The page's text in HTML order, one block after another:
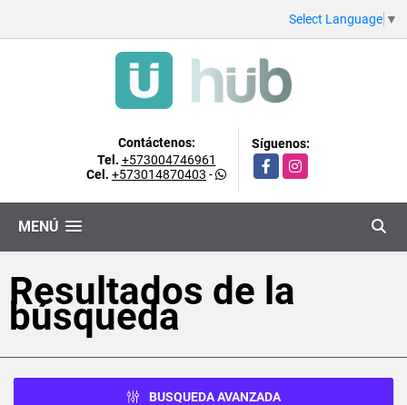
Select Language ▼
Contáctenos:
Tel. +573004746961
Cel. +573014870403 -
Síguenos:
FacebookInstagram
MENÚ
Resultados de la
búsqueda
BUSQUEDA AVANZADA